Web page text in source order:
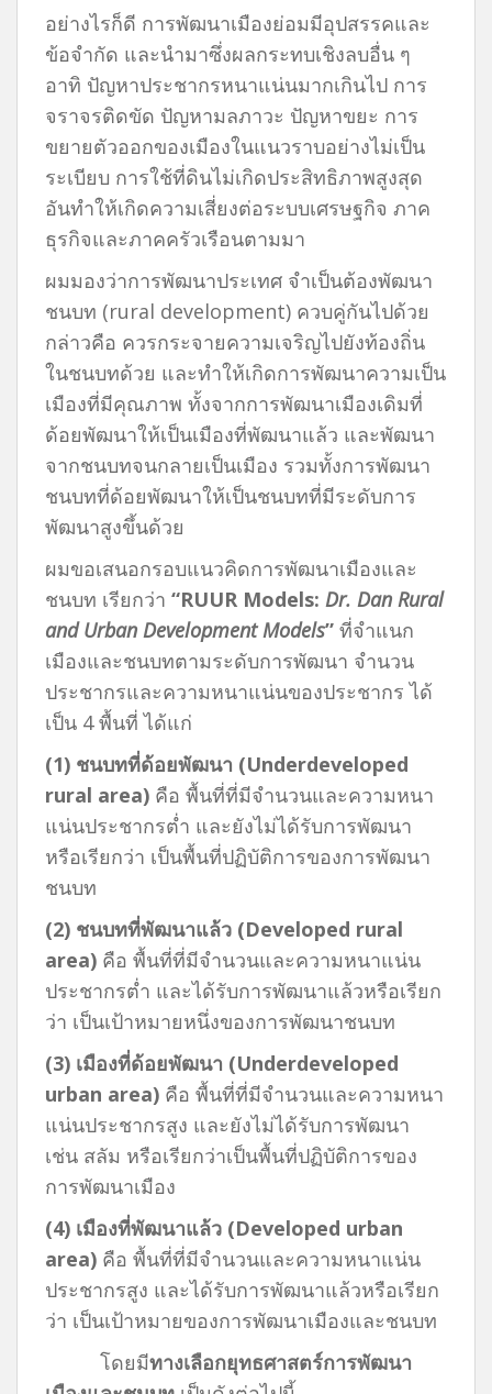
อย่างไรก็ดี การพัฒนาเมืองย่อมมีอุปสรรคและ
ข้อจำกัด และนำมาซึ่งผลกระทบเชิงลบอื่น ๆ
อาทิ ปัญหาประชากรหนาแน่นมากเกินไป การ
จราจรติดขัด ปัญหามลภาวะ ปัญหาขยะ การ
ขยายตัวออกของเมืองในแนวราบอย่างไม่เป็น
ระเบียบ การใช้ที่ดินไม่เกิดประสิทธิภาพสูงสุด
อันทำให้เกิดความเสี่ยงต่อระบบเศรษฐกิจ ภาค
ธุรกิจและภาคครัวเรือนตามมา
ผมมองว่าการพัฒนาประเทศ จำเป็นต้องพัฒนา
ชนบท (rural development) ควบคู่กันไปด้วย
กล่าวคือ ควรกระจายความเจริญไปยังท้องถิ่น
ในชนบทด้วย และทำให้เกิดการพัฒนาความเป็น
เมืองที่มีคุณภาพ ทั้งจากการพัฒนาเมืองเดิมที่
ด้อยพัฒนาให้เป็นเมืองที่พัฒนาแล้ว และพัฒนา
จากชนบทจนกลายเป็นเมือง รวมทั้งการพัฒนา
ชนบทที่ด้อยพัฒนาให้เป็นชนบทที่มีระดับการ
พัฒนาสูงขึ้นด้วย
ผมขอเสนอกรอบแนวคิดการพัฒนาเมืองและ
ชนบท เรียกว่า “RUUR Models: Dr. Dan Rural
and Urban Development Models” ที่จำแนก
เมืองและชนบทตามระดับการพัฒนา จำนวน
ประชากรและความหนาแน่นของประชากร ได้
เป็น 4 พื้นที่ ได้แก่
(1) ชนบทที่ด้อยพัฒนา (Underdeveloped
rural area) คือ พื้นที่ที่มีจำนวนและความหนา
แน่นประชากรต่ำ และยังไม่ได้รับการพัฒนา
หรือเรียกว่า เป็นพื้นที่ปฏิบัติการของการพัฒนา
ชนบท
(2) ชนบทที่พัฒนาแล้ว (Developed rural
area) คือ พื้นที่ที่มีจำนวนและความหนาแน่น
ประชากรต่ำ และได้รับการพัฒนาแล้วหรือเรียก
ว่า เป็นเป้าหมายหนึ่งของการพัฒนาชนบท
(3) เมืองที่ด้อยพัฒนา (Underdeveloped
urban area) คือ พื้นที่ที่มีจำนวนและความหนา
แน่นประชากรสูง และยังไม่ได้รับการพัฒนา
เช่น สลัม หรือเรียกว่าเป็นพื้นที่ปฏิบัติการของ
การพัฒนาเมือง
(4) เมืองที่พัฒนาแล้ว (Developed urban
area) คือ พื้นที่ที่มีจำนวนและความหนาแน่น
ประชากรสูง และได้รับการพัฒนาแล้วหรือเรียก
ว่า เป็นเป้าหมายของการพัฒนาเมืองและชนบท
โดยมีทางเลือกยุทธศาสตร์การพัฒนา